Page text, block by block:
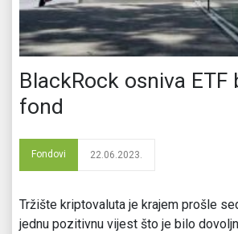
BlackRock osniva ETF
fond
Fondovi 22.06.2023.
Tržište kriptovaluta je krajem prošle
jednu pozitivnu vijest što je bilo